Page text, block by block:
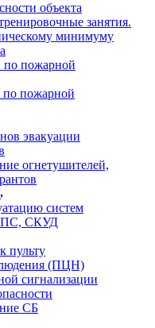
объекта
занятия.
минимуму
по пожарной
по пожарной
эвакуации
огнетушителей,
систем
ПС, СКУД
пульту
(ПЦН)
сигнализации
СБ